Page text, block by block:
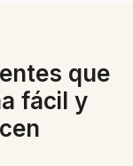
que
fácil y